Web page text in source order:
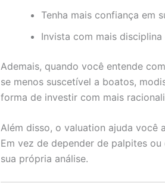
Tenha mais confiança em
Invista com mais disciplina
Ademais, quando você entende
se menos suscetível a boatos,
forma de investir com mais
Além disso, o valuation ajuda você
Em vez de depender de palpites
sua própria análise.